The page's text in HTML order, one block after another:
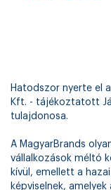
Hatodszor nyerte el
Kft. - tájékoztatott
tulajdonosa.
A MagyarBrands
vállalkozások méltó
kívül, emellett a
képviselnek,